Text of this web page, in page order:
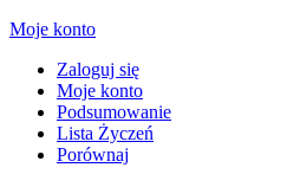
Moje konto
Zaloguj się
Moje konto
Podsumowanie
Lista Życzeń
Porównaj